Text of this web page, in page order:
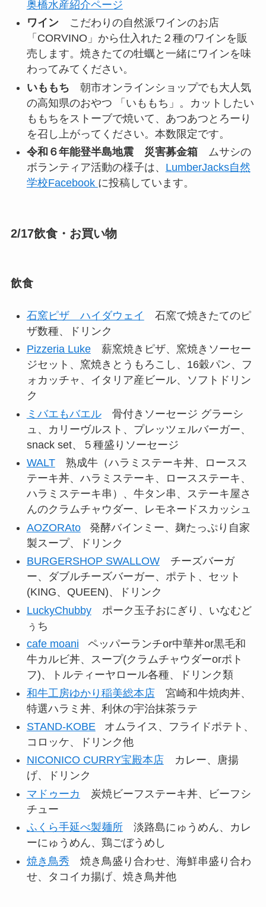
奥橋水産紹介ページ
ワインこだわりの自然派ワインのお店
「CORVINO」から仕入れた２種のワインを販
売します。焼きたての牡蠣と一緒にワインを味
わってみてください。
いももち 朝市オンラインショップでも大人気
の高知県のおやつ 「いももち」。カットしたい
ももちをストーブで焼いて、あつあつとろーり
を召し上がってください。本数限定です。
令和６年能登半島地震 災害募金箱ムサシの
ボランティア活動の様子は、 LumberJacks自然
学校Facebook に投稿しています。
2/17飲食・お買い物
飲食
石窯ピザ ハイダウェイ
石窯で焼きたてのピ
ザ数種、ドリンク
Pizzeria Luke薪窯焼きピザ、窯焼きソーセー
ジセット、窯焼きとうもろこし、16穀パン、フ
ォカッチャ、イタリア産ビール、ソフトドリン
ク
ミバエもバエル骨付きソーセージ グラーシ
ュ、カリーヴルスト、プレッツェルバーガー、
snack set、５種盛りソーセージ
WALT熟成牛（ハラミステーキ丼、ロースス
テーキ丼、ハラミステーキ、ロースステーキ、
ハラミステーキ串）、牛タン串、ステーキ屋さ
んのクラムチャウダー、レモネードスカッシュ
AOZORAto発酵バインミー、麹たっぷり自家
製スープ、ドリンク
BURGERSHOP SWALLOWチーズバーガ
ー、ダブルチーズバーガー、ポテト、セット
(KING、QUEEN)、ドリンク
LuckyChubbyポーク玉子おにぎり、いなむど
ぅち
cafe moani ペッパーランチor中華丼or黒毛和
牛カルビ丼、スープ(クラムチャウダーorポト
フ)、トルティーヤロール各種、ドリンク類
和牛工房ゆかり稲美総本店宮崎和牛焼肉丼、
特選ハラミ丼、利休の宇治抹茶ラテ
STAND-KOBE オムライス、フライドポテト、
コロッケ、ドリンク他
NICONICO CURRY宝殿本店カレー、唐揚
げ、ドリンク
マドゥーカ 炭焼ビーフステーキ丼、ビーフシ
チュー
ふくら手延べ製麺所淡路島にゅうめん、カレ
ーにゅうめん、鶏ごぼうめし
焼き鳥秀 焼き鳥盛り合わせ、海鮮串盛り合わ
せ、タコイカ揚げ、焼き鳥丼他